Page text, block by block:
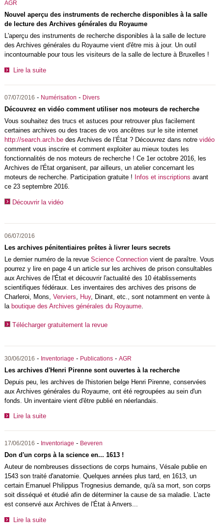
AGR
Nouvel aperçu des instruments de recherche disponibles à la salle
de lecture des Archives générales du Royaume
L'aperçu des instruments de recherche disponibles à la salle de lecture
des Archives générales du Royaume vient d'être mis à jour. Un outil
incontournable pour tous les visiteurs de la salle de lecture à Bruxelles !
Lire la suite
07/07/2016 - Numérisation - Divers
Découvrez en vidéo comment utiliser nos moteurs de recherche
Vous souhaitez des trucs et astuces pour retrouver plus facilement
certaines archives ou des traces de vos ancêtres sur le site internet
http://search.arch.bedes Archives de l’État ? Découvrez dans notre vidéo
comment vous inscrire et comment exploiter au mieux toutes les
fonctionnalités de nos moteurs de recherche ! Ce 1er octobre 2016, les
Archives de l'État organisent, par ailleurs, un atelier concernant les
moteurs de recherche. Participation gratuite ! Infos et inscriptions avant
ce 23 septembre 2016.
Découvrir la vidéo
06/07/2016
Les archives pénitentiaires prêtes à livrer leurs secrets
Le dernier numéro de la revue Science Connectionvient de paraître. Vous
pourrez y lire en page 4 un article sur les archives de prison consultables
aux Archives de l'État et découvrir l'actualité des 10 établissements
scientifiques fédéraux. Les inventaires des archives des prisons de
Charleroi, Mons, Verviers Huy, Dinant, etc., sont notamment en vente à
la boutique des Archives générales du Royaume.
Télécharger gratuitement la revue
30/06/2016 - Inventoriage - Publications- AGR
Les archives d'Henri Pirenne sont ouvertes à la recherche
Depuis peu, les archives de l'historien belge Henri Pirenne, conservées
aux Archives générales du Royaume, ont été regroupées au sein d'un
fonds. Un inventaire vient d'être publié en néerlandais.
Lire la suite
17/06/2016 - Inventoriage - Beveren
Don d'un corps à la science en... 1613 !
Auteur de nombreuses dissections de corps humains, Vésale publie en
1543 son traité d'anatomie. Quelques années plus tard, en 1613, un
certain Emanuel Philippus Trognesius demande, qu'à sa mort, son corps
soit disséqué et étudié afin de déterminer la cause de sa maladie. L'acte
est conservé aux Archives de l'État à Anvers...
Lire la suite